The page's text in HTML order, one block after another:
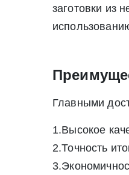
заготовки из
Главными
1.Высокое
2.Точность